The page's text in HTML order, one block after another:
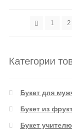
1 2
Категории
Букет для
Букет из
Букет учителю